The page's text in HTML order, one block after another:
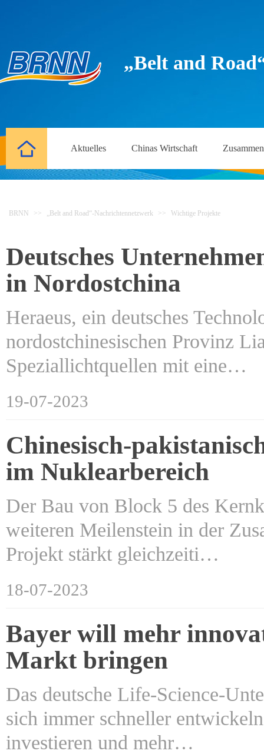
„Belt and
Aktuelles Chinas Wirtschaft
BRNN >> „Belt and Road“-Nachrichtennetzwerk >> Wichtige Projekte
Deutsches
in Nordostchina
Heraeus, ein deutsches
nordostchinesischen Provinz
Speziallichtquellen mit eine…
19-07-2023
Chinesisch-
im Nuklearbereich
Der Bau von Block 5 des
weiteren Meilenstein in der
Projekt stärkt gleichzeiti…
18-07-2023
Bayer will mehr
Markt bringen
Das deutsche Life-Science-
sich immer schneller
investieren und mehr…